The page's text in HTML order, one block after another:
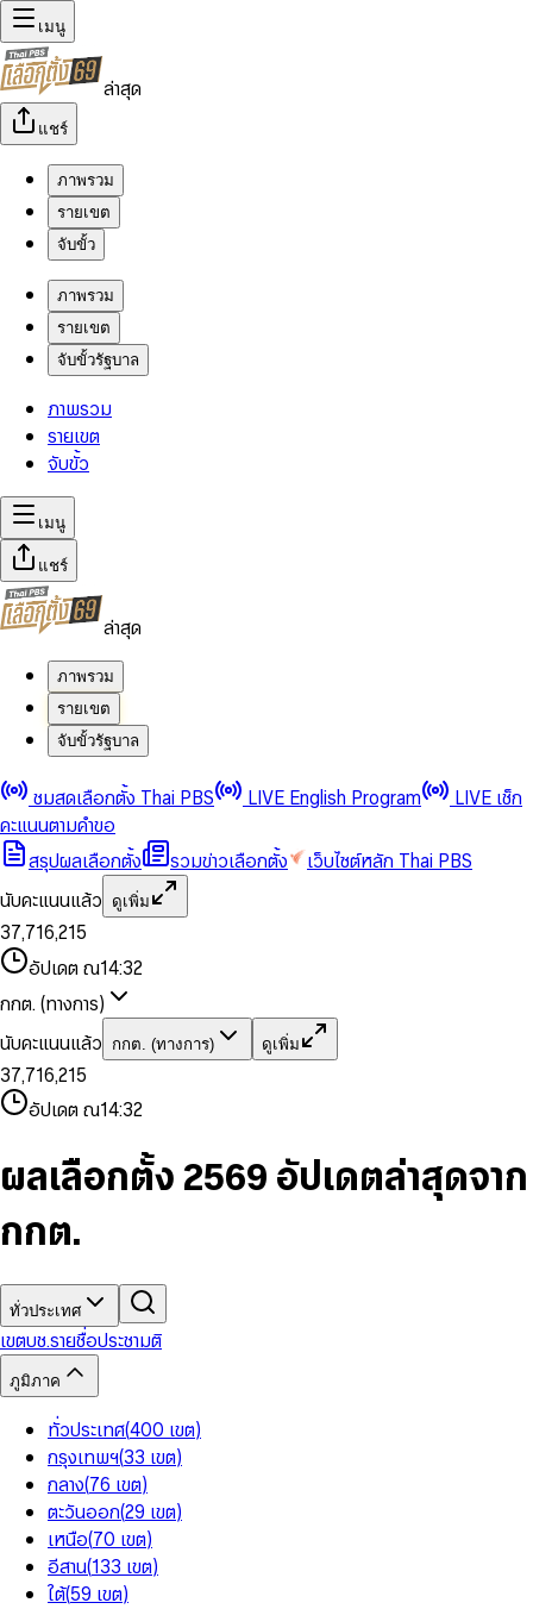
เมนู
ล่าสุด
แชร์
ภาพรวม
รายเขต
จับขั้ว
ภาพรวม
รายเขต
จับขั้วรัฐบาล
ภาพรวม
รายเขต
จับขั้ว
เมนู
แชร์
ล่าสุด
ภาพรวม
รายเขต
จับขั้วรัฐบาล
ชมสดเลือกตั้ง Thai PBS LIVE English Program
LIVE เช็ก
คะแนนตามคำขอ
สรุปผลเลือกตั้ง
รวมข่าวเลือกตั้ง
เว็บไซต์หลัก Thai PBS
นับคะแนนแล้ว
ดูเพิ่ม
0
1
2
3
4
5
6
8
9
0
1
2
3
4
5
6
7
8
9
,
0
1
2
4
6
7
8
9
0
1
2
3
4
5
6
7
8
9
0
1
3
5
6
7
8
9
,
1
2
4
5
7
8
9
0
1
3
4
6
7
8
9
0
2
3
4
5
7
8
อัปเดต ณ14:32
กกต. (ทางการ)
นับคะแนนแล้ว
กกต. (ทางการ) ดูเพิ่ม
0
1
2
3
4
5
7
8
0
1
2
4
5
6
7
8
9
,
0
1
2
4
6
7
8
9
0
1
2
3
5
6
8
9
0
1
3
5
6
7
8
,
1
2
4
6
7
9
0
1
3
5
6
8
9
0
2
3
4
5
7
9
อัปเดต ณ14:32
ผลเลือกตั้ง 2569 อัปเดตล่าสุดจาก
กกต.
ทั่วประเทศ
เขตบช.รายชื่อประชามติ
ภูมิภาค
ทั่วประเทศ(400 เขต)
กรุงเทพฯ(33 เขต)
กลาง(76 เขต)
ตะวันออก(29 เขต)
เหนือ(70 เขต)
อีสาน(133 เขต)
ใต้(59 เขต)